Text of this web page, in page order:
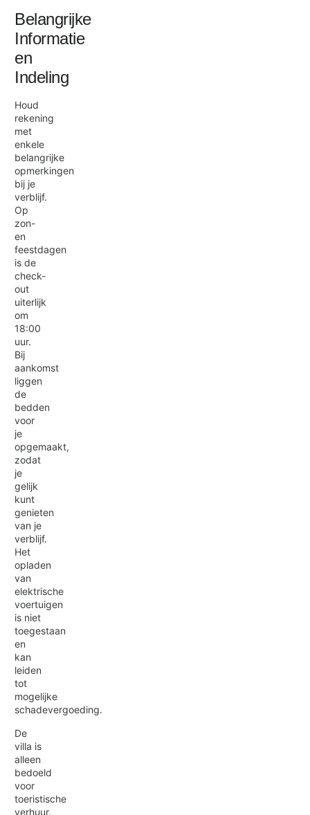
Belangrijke
Informatie
en
Indeling
Houd
rekening
met
enkele
belangrijke
opmerkingen
bij je
verblijf.
Op
zon-
en
feestdagen
is de
check-
out
uiterlijk
om
18:00
uur.
Bij
aankomst
liggen
de
bedden
voor
je
opgemaakt,
zodat
je
gelijk
kunt
genieten
van je
verblijf.
Het
opladen
van
elektrische
voertuigen
is niet
toegestaan
en
kan
leiden
tot
mogelijke
schadevergoeding.
De
villa is
alleen
bedoeld
voor
toeristische
verhuur,